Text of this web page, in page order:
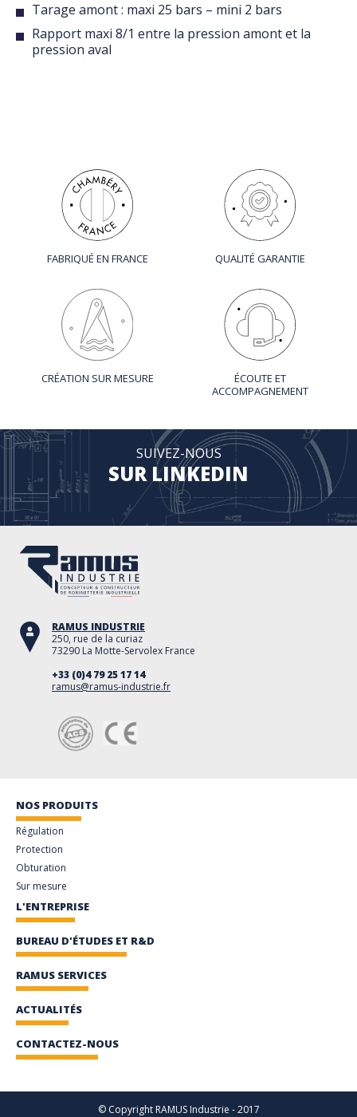
Tarage amont : maxi 25 bars – mini 2 bars
Rapport maxi 8/1 entre la pression amont et la
pression aval
FABRIQUÉ EN FRANCE QUALITÉ GARANTIE
CRÉATION SUR MESURE
ÉCOUTE ET
ACCOMPAGNEMENT
SUIVEZ-NOUS
SUR LINKEDIN
RAMUS INDUSTRIE
250, rue de la curiaz
73290 La Motte-Servolex France
+33 (0)4 79 25 17 14
ramus@ramus-industrie.fr
NOS PRODUITS
Régulation
Protection
Obturation
Sur mesure
L'ENTREPRISE
BUREAU D'ÉTUDES ET R&D
RAMUS SERVICES
ACTUALITÉS
CONTACTEZ-NOUS
© Copyright RAMUS Industrie - 2017